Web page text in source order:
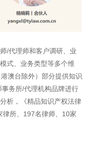
/代理师和客户调研、业
式、业务类型等多个维
澳台除外）部分提供知识
务所/代理机构品牌进行
析，《精品知识产权法律
所、197名律师、10家